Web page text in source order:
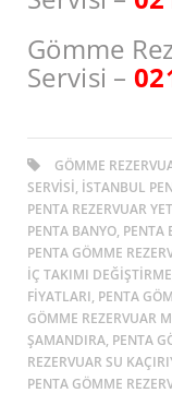
Gömme
Servisi –
GÖMME
SERVISI, ISTANBUL
PENTA REZERVUAR
PENTA BANYO,
PENTA GÖMME
İÇ TAKIMI
FIYATLARI, PENTA
GÖMME REZERVUAR
ŞAMANDIRA, PENTA
REZERVUAR SU
PENTA GÖMME